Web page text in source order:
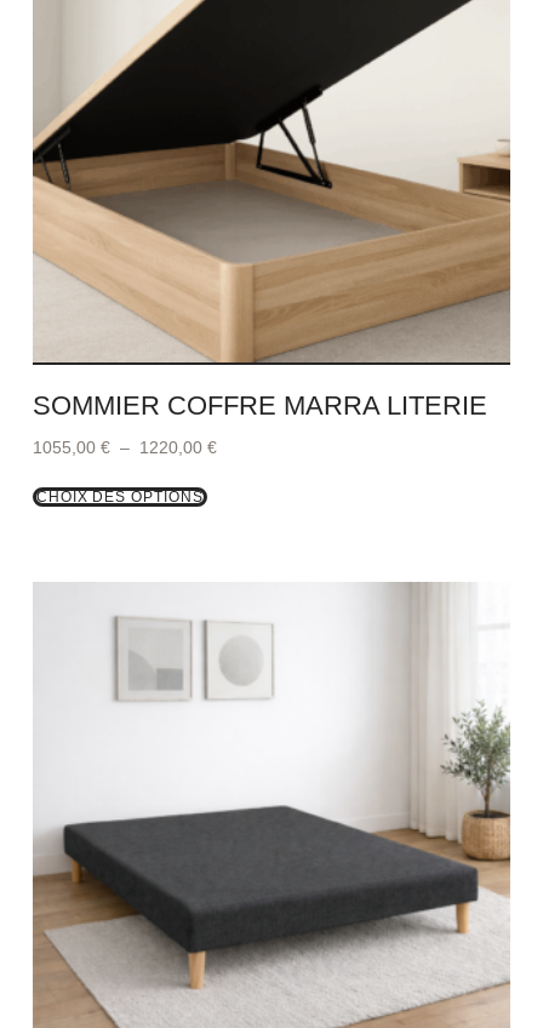
SOMMIER COFFRE MARRA LITERIE
1055,00 € – 1220,00 €
CHOIX DES OPTIONS